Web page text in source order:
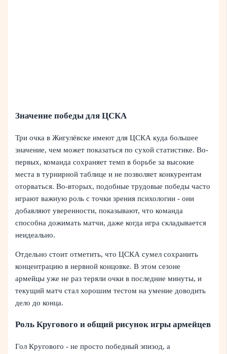
Значение победы для ЦСКА
Три очка в Жигулёвске имеют для ЦСКА куда большее
значение, чем может показаться по сухой статистике. Во-
первых, команда сохраняет темп в борьбе за высокие
места в турнирной таблице и не позволяет конкурентам
оторваться. Во-вторых, подобные трудовые победы часто
играют важную роль с точки зрения психологии - они
добавляют уверенности, показывают, что команда
способна дожимать матчи, даже когда игра складывается
неидеально.
Отдельно стоит отметить, что ЦСКА сумел сохранить
концентрацию в нервной концовке. В этом сезоне
армейцы уже не раз теряли очки в последние минуты, и
текущий матч стал хорошим тестом на умение доводить
дело до конца.
Роль Кругового и общий рисунок игры армейцев
Гол Кругового - не просто победный эпизод, а